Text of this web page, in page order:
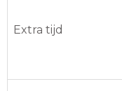
Extra tijd